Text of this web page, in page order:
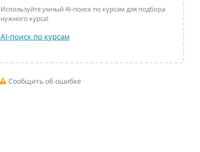
Используйте умный AI-поиск по курсам для подбора
нужного курса!
AI-поиск по курсам
Сообщить об ошибке